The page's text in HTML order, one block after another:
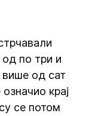
од по три и
више од сат
крај
се потом